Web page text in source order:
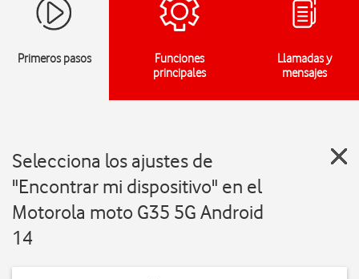
Primeros pasos
Funciones
principales
Llamadas y
mensajes
Selecciona los ajustes de
"Encontrar mi dispositivo" en el
Motorola moto G35 5G Android
14